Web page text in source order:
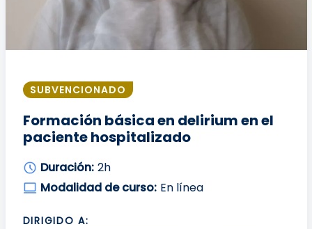
SUBVENCIONADO
Formación básica en delirium en el
paciente hospitalizado
Duración: 2h
Modalidad de curso: En línea
DIRIGIDO A: